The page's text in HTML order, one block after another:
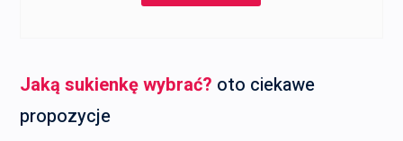
Jaką sukienkę wybrać? oto ciekawe
propozycje